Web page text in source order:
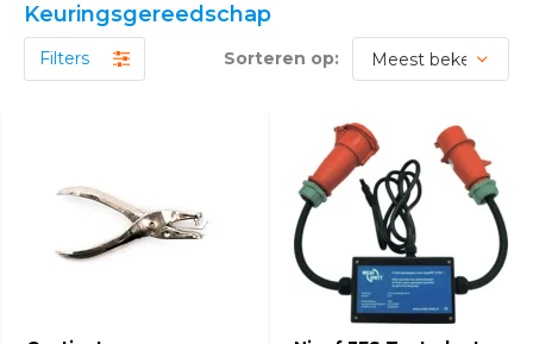
Keuringsgereedschap
Filters Sorteren op: